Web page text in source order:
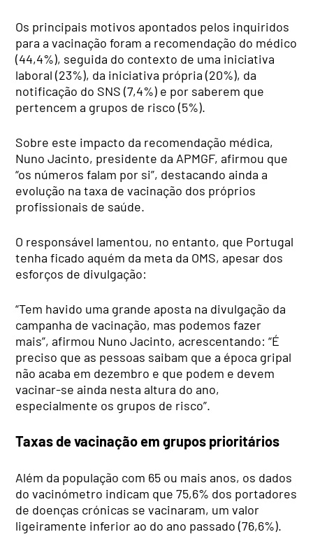
Os principais motivos apontados pelos inquiridos
para a vacinação foram a recomendação do médico
(44,4%), seguida do contexto de uma iniciativa
laboral (23%), da iniciativa própria (20%), da
notificação do SNS (7,4%) e por saberem que
pertencem a grupos de risco (5%).
Sobre este impacto da recomendação médica,
Nuno Jacinto, presidente da APMGF, afirmou que
“os números falam por si”, destacando ainda a
evolução na taxa de vacinação dos próprios
profissionais de saúde.
O responsável lamentou, no entanto, que Portugal
tenha ficado aquém da meta da OMS, apesar dos
esforços de divulgação:
“Tem havido uma grande aposta na divulgação da
campanha de vacinação, mas podemos fazer
mais”, afirmou Nuno Jacinto, acrescentando: “É
preciso que as pessoas saibam que a época gripal
não acaba em dezembro e que podem e devem
vacinar-se ainda nesta altura do ano,
especialmente os grupos de risco”.
Taxas de vacinação em grupos prioritários
Além da população com 65 ou mais anos, os dados
do vacinómetro indicam que 75,6% dos portadores
de doenças crónicas se vacinaram, um valor
ligeiramente inferior ao do ano passado (76,6%).